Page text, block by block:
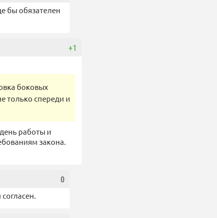
бы обязателен
+1
боковых
только спереди и
работы и
закона.
0